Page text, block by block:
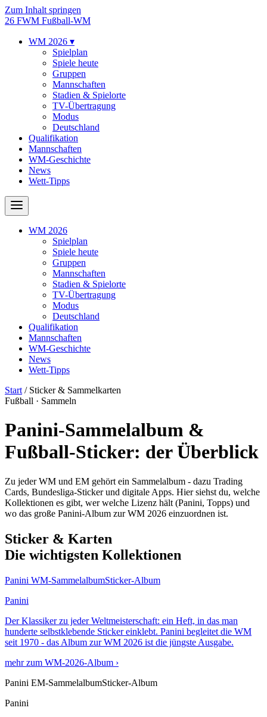
Zum Inhalt springen
26 FWM Fußball-WM
WM 2026 ▾
Spielplan
Spiele heute
Gruppen
Mannschaften
Stadien & Spielorte
TV-Übertragung
Modus
Deutschland
Qualifikation
Mannschaften
WM-Geschichte
News
Wett-Tipps
WM 2026
Spielplan
Spiele heute
Gruppen
Mannschaften
Stadien & Spielorte
TV-Übertragung
Modus
Deutschland
Qualifikation
Mannschaften
WM-Geschichte
News
Wett-Tipps
Start / Sticker & Sammelkarten
Fußball · Sammeln
Panini-Sammelalbum &
Fußball-Sticker: der Überblick
Zu jeder WM und EM gehört ein Sammelalbum - dazu Trading
Cards, Bundesliga-Sticker und digitale Apps. Hier siehst du, welche
Kollektionen es gibt, wer welche Lizenz hält (Panini, Topps) und
wo das große Panini-Album zur WM 2026 einzuordnen ist.
Sticker & Karten
Die wichtigsten Kollektionen
Panini WM-SammelalbumSticker-Album
Panini
Der Klassiker zu jeder Weltmeisterschaft: ein Heft, in das man
hunderte selbstklebende Sticker einklebt. Panini begleitet die WM
seit 1970 - das Album zur WM 2026 ist die jüngste Ausgabe.
mehr zum WM-2026-Album ›
Panini EM-SammelalbumSticker-Album
Panini